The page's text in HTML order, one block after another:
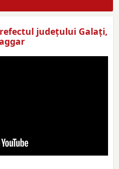
judeţului Galaţi,